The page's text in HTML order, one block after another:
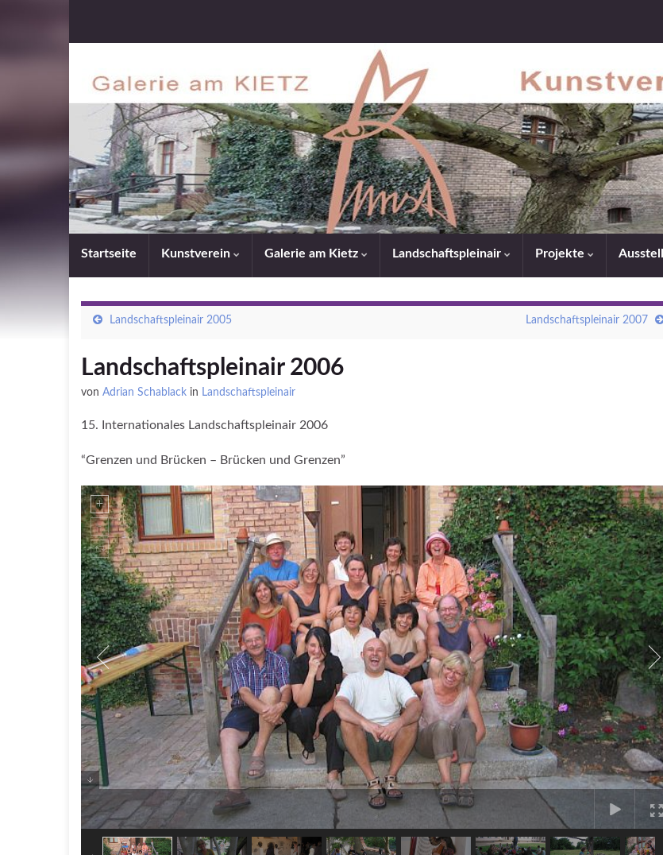
Startseite Kunstverein Galerie am Kietz Landschaftspleinair Projekte
Landschaftspleinair 2005 Landschaftspleinair 2007
Landschaftspleinair 2006
von Adrian Schablack in Landschaftspleinair
15. Internationales Landschaftspleinair 2006
“Grenzen und Brücken – Brücken und Grenzen”